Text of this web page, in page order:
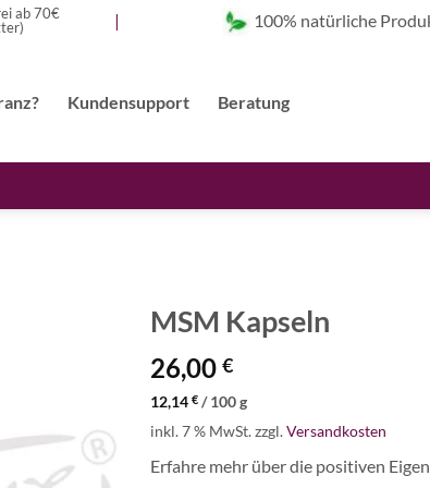
ab 70€
| 100% natürliche
Kundensupport Beratung
MSM Kapseln
26,00€
12,14€ /100g
inkl. 7 % MwSt.zzgl.Versandkosten
Erfahre mehr über die positiven